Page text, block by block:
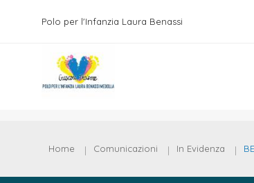
Polo per l'Infanzia Laura Benassi
Home Comunicazioni In Evidenza